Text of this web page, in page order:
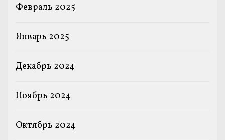
Февраль 2025
Январь 2025
Декабрь 2024
Ноябрь 2024
Октябрь 2024